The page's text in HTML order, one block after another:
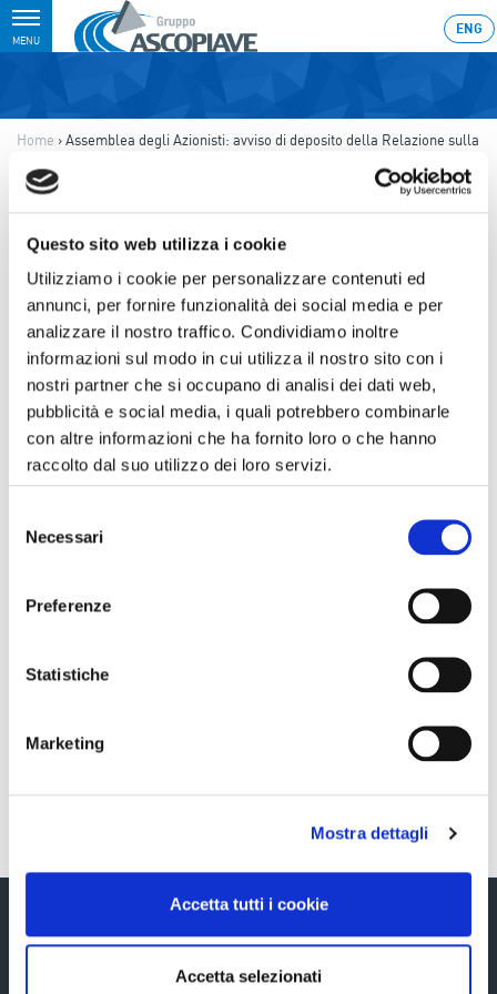
Questo sito web utilizza i cookie
Utilizziamo i cookie per personalizzare contenuti ed
annunci, per fornire funzionalità dei social media e per
analizzare il nostro traffico. Condividiamo inoltre
informazioni sul modo in cui utilizza il nostro sito con i
nostri partner che si occupano di analisi dei dati web,
pubblicità e social media, i quali potrebbero combinarle
con altre informazioni che ha fornito loro o che hanno
raccolto dal suo utilizzo dei loro servizi.
delNecessari
Preferenze
Statistiche
Marketing
Mostra dettagli
Accetta tutti i cookie
Accetta selezionati
Toggle
navigation
MENU
ENG
Home ›Assemblea degli Azionisti: avviso di deposito della Relazione sulla
Ultimo aggiornamento: 04/04/2018 16:39
04.04.2018
ASSEMBLEA DEGLI AZIONISTI:
AVVISO DI DEPOSITO DELLA
RELAZIONE SULLA
REMUNERAZIONE E DEL
PIANO ACQUISTO E
DISPOSIZIONE DI AZIONI